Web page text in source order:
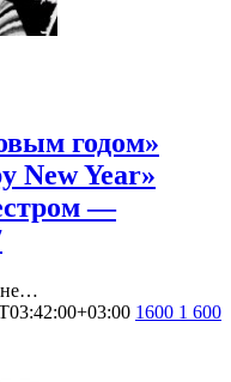
годом»
New Year»
—
1600 1 600